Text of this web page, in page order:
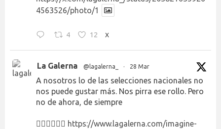
4563526/photo/1
4 12 X
La Galerna @lagalerna_ · 28 Mar
A nosotros lo de las selecciones nacionales no
nos puede gustar más. Nos pirra ese rollo. Pero
no de ahora, de siempre
👉🏻👉🏻👉🏻 https://www.lagalerna.com/imagine-